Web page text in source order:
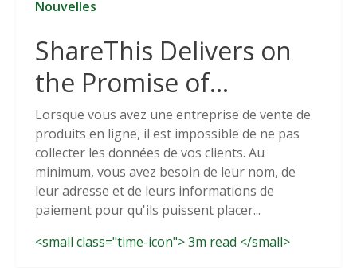
Nouvelles
ShareThis Delivers on
the Promise of
Cookieless Data
Solutions
Lorsque vous avez une entreprise de vente de
produits en ligne, il est impossible de ne pas
collecter les données de vos clients. Au
minimum, vous avez besoin de leur nom, de
leur adresse et de leurs informations de
paiement pour qu'ils puissent placer...
<small class="time-icon"> 3m read </small>